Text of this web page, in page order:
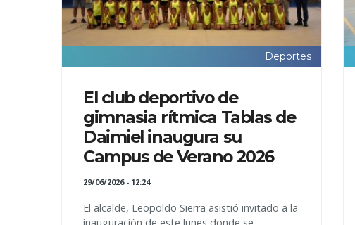
Deportes
El club deportivo de
gimnasia rítmica Tablas de
Daimiel inaugura su
Campus de Verano 2026
29/06/2026 - 12:24
El alcalde, Leopoldo Sierra asistió invitado a la